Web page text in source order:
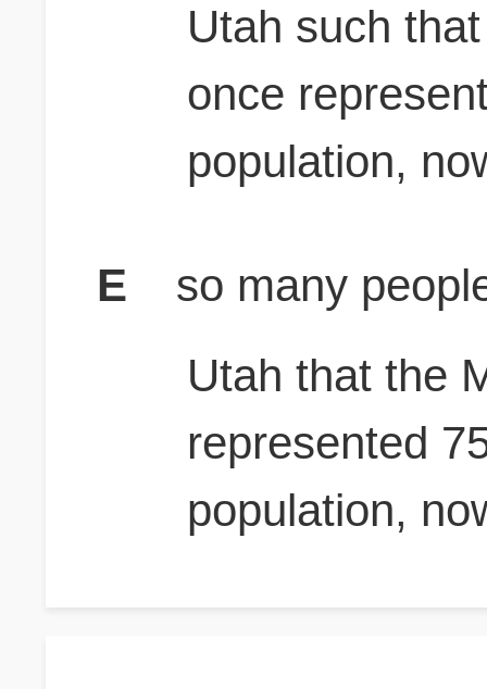
Utah such
once
population,
E
so many
Utah that the
represented
population,